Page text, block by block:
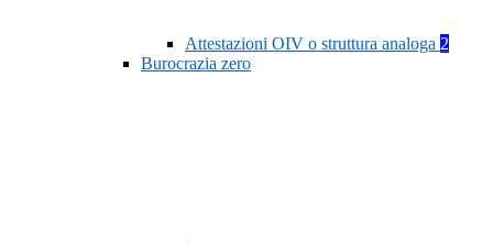
Attestazioni OIV o struttura analoga 2
Burocrazia zero